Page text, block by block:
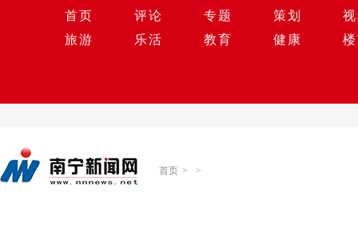
首页 评论 专题 策划
旅游
乐活 教育 健康
首页 > >